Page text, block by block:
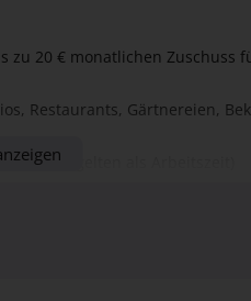
zu 20 € monatlichen Zuschuss
Restaurants, Gärtnereien,
gelten als Arbeitszeit)
Kooperationspartnern